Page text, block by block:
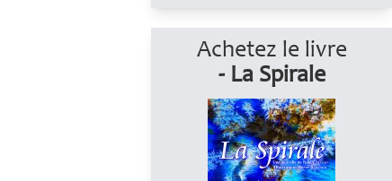
Achetez le livre
- La Spirale